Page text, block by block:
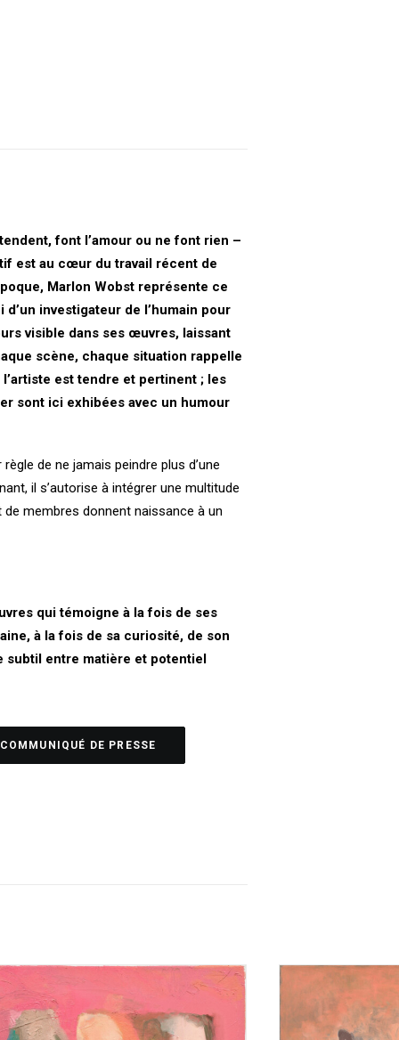
font l’amour ou ne font rien –
est au cœur du travail récent de
Marlon Wobst représente ce
investigateur de l’humain pour
visible dans ses œuvres, laissant
scène, chaque situation rappelle
est tendre et pertinent ; les
sont ici exhibées avec un humour
de ne jamais peindre plus d’une
il s’autorise à intégrer une multitude
membres donnent naissance à un
qui témoigne à la fois de ses
à la fois de sa curiosité, de son
subtil entre matière et potentiel
COMMUNIQUÉ DE PRESSE